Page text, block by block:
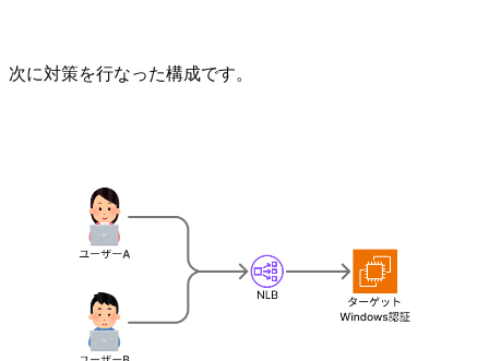
次に対策を行なった構成です。